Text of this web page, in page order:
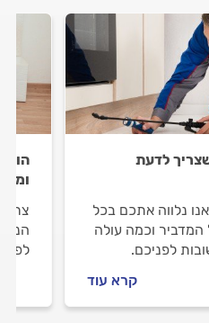
לדעת
נלווה אתכם בכל
וכמה עולה
לפניכם.
קרא עוד